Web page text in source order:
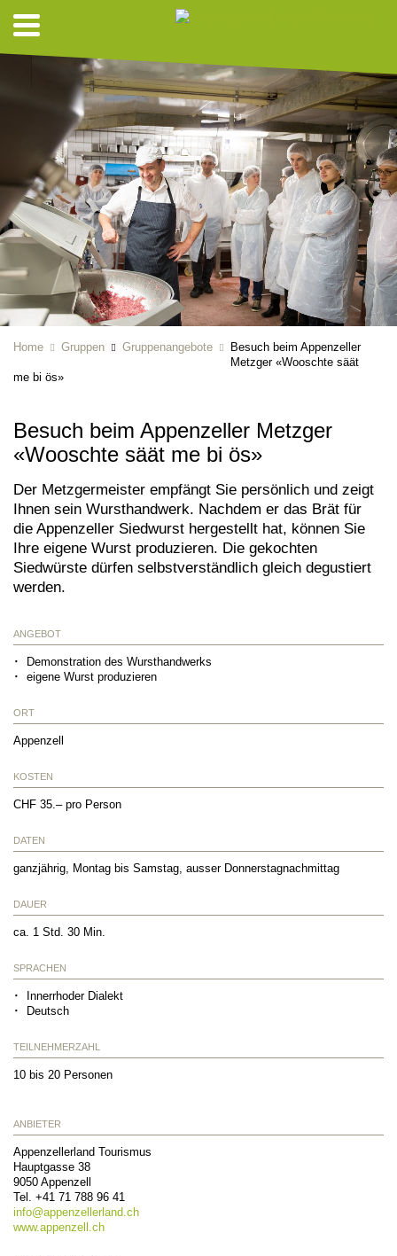
Home Gruppen Gruppenangebote
Besuch beim Appenzeller
Metzger «Wooschte säät
me bi ös»
Besuch beim Appenzeller Metzger
«Wooschte säät me bi ös»
Der Metzgermeister empfängt Sie persönlich und zeigt
Ihnen sein Wursthandwerk. Nachdem er das Brät für
die Appenzeller Siedwurst hergestellt hat, können Sie
Ihre eigene Wurst produzieren. Die gekochten
Siedwürste dürfen selbstverständlich gleich degustiert
werden.
ANGEBOT
Demonstration des Wursthandwerks
eigene Wurst produzieren
ORT
Appenzell
KOSTEN
CHF 35.– pro Person
DATEN
ganzjährig, Montag bis Samstag, ausser Donnerstagnachmittag
DAUER
ca. 1 Std. 30 Min.
SPRACHEN
Innerrhoder Dialekt
Deutsch
TEILNEHMERZAHL
10 bis 20 Personen
ANBIETER
Appenzellerland Tourismus
Hauptgasse 38
9050 Appenzell
Tel. +41 71 788 96 41
info@appenzellerland.ch
www.appenzell.ch